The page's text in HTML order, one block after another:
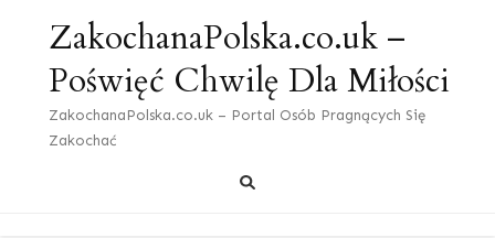
ZakochanaPolska.co.uk –
Poświęć Chwilę Dla Miłości
ZakochanaPolska.co.uk – Portal Osób Pragnących Się
Zakochać